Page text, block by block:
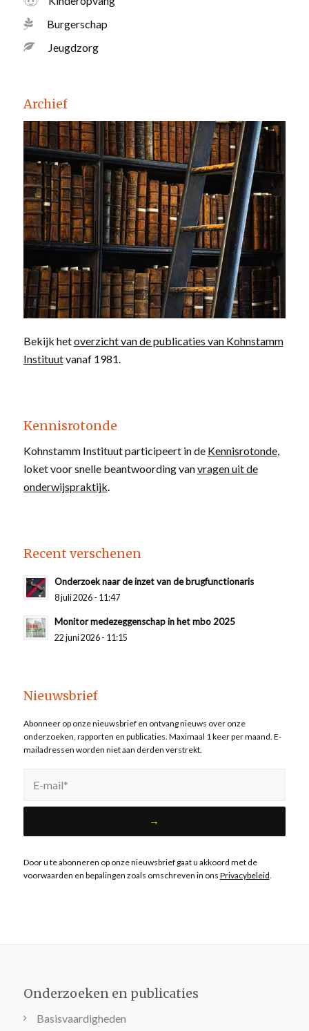
Burgerschap
Jeugdzorg
Archief
Bekijk hetoverzicht van de publicaties van Kohnstamm
Instituutvanaf 1981.
Kennisrotonde
Kohnstamm Instituut participeert in de Kennisrotonde,
loket voor snelle beantwoording vanvragen uit de
onderwijspraktijk.
Recent verschenen
Onderzoek naar de inzet van de brugfunctionaris
8 juli 2026 - 11:47
Monitor medezeggenschap in het mbo 2025
22 juni 2026 - 11:15
Nieuwsbrief
Abonneer op onze nieuwsbrief en ontvang nieuws over onze
onderzoeken, rapporten en publicaties. Maximaal 1 keer per maand. E-
mailadressen worden niet aan derden verstrekt.
Door u te abonneren op onze nieuwsbrief gaat u akkoord met de
voorwaarden en bepalingen zoals omschreven in ons Privacybeleid.
Onderzoeken en publicaties
Basisvaardigheden